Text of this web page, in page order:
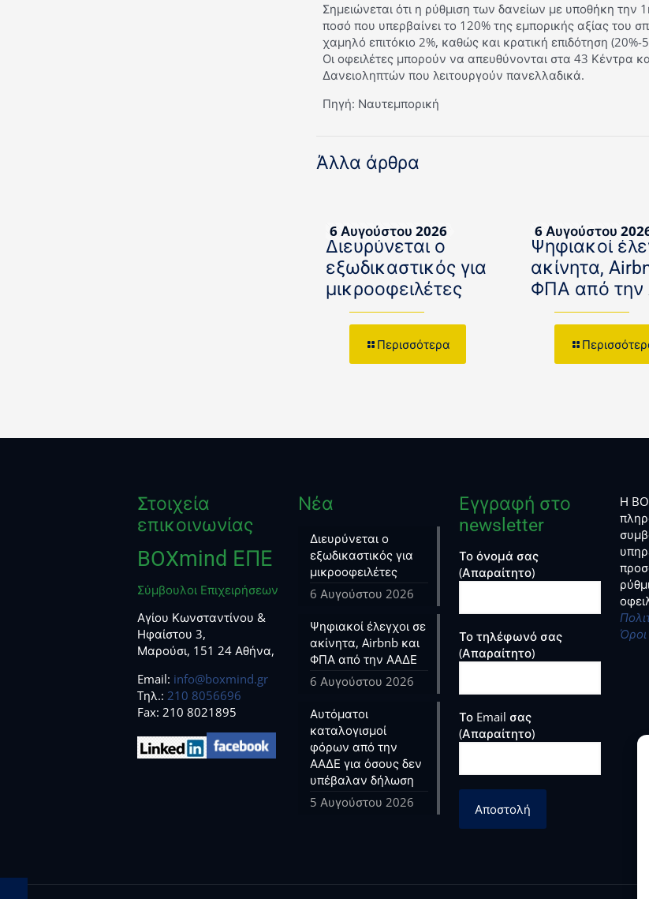
Σημειώνεται ότι η ρύθμιση των δανείων με υποθήκη την
ποσό που υπερβαίνει το 120% της εμπορικής αξίας του
χαμηλό επιτόκιο 2%, καθώς και κρατική επιδότηση
Οι οφειλέτες μπορούν να απευθύνονται στα 43 Κέντρα
Δανειοληπτών που λειτουργούν πανελλαδικά.
Πηγή: Ναυτεμπορική
Άλλα άρθρα
6 Αυγούστου 2026
Διευρύνεται ο
εξωδικαστικός για
μικροοφειλέτες
Περισσότερα
6 Αυγούστου
Ψηφιακοί
ακίνητα,
ΦΠΑ από
Στοιχεία
επικοινωνίας
BOXmind ΕΠΕ
Σύμβουλοι Επιχειρήσεων
Αγίου Κωνσταντίνου &
Ηφαίστου 3,
Μαρούσι, 151 24 Αθήνα,
Email: info@boxmind.gr
Tηλ.: 210 8056696
Fax: 210 8021895
Νέα
Διευρύνεται ο
εξωδικαστικός για
μικροοφειλέτες
6 Αυγούστου 2026
Ψηφιακοί έλεγχοι σε
ακίνητα, Airbnb και
ΦΠΑ από την ΑΑΔΕ
6 Αυγούστου 2026
Αυτόματοι
καταλογισμοί
φόρων από την
ΑΑΔΕ για όσους δεν
υπέβαλαν δήλωση
5 Αυγούστου 2026
Εγγραφή στο
newsletter
Το όνομά σας
(Απαραίτητο)
Το τηλέφωνό σας
(Απαραίτητο)
Το Email σας
(Απαραίτητο)
Η